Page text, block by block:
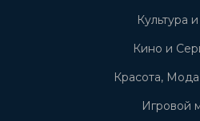
Культура
Кино и
Красота,
Игровой